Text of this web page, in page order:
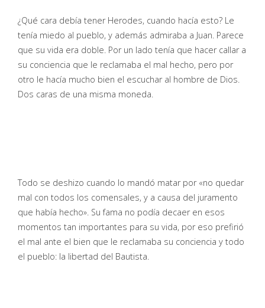
¿Qué cara debía tener Herodes, cuando hacía esto? Le
tenía miedo al pueblo, y además admiraba a Juan. Parece
que su vida era doble. Por un lado tenía que hacer callar a
su conciencia que le reclamaba el mal hecho, pero por
otro le hacía mucho bien el escuchar al hombre de Dios.
Dos caras de una misma moneda.
Todo se deshizo cuando lo mandó matar por «no quedar
mal con todos los comensales, y a causa del juramento
que había hecho». Su fama no podía decaer en esos
momentos tan importantes para su vida, por eso prefirió
el mal ante el bien que le reclamaba su conciencia y todo
el pueblo: la libertad del Bautista.